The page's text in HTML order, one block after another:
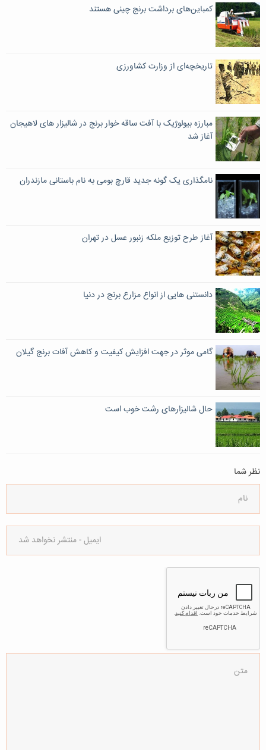
کمباین‌های برداشت برنج چینی هستند
تاریخچه‌ای از وزارت کشاورزی
مبارزه بیولوژیک با آفت ساقه خوار برنج در شالیزار های لاهیجان
آغاز شد
نامگذاری یک گونه جدید قارچ بومی به نام باستانی مازندران
آغاز طرح توزیع ملکه زنبور عسل در تهران
دانستنی هایی از انواع مزارع برنج در دنیا
گامی موثر در جهت افزایش کیفیت و کاهش آفات برنج گیلان
حال شالیزارهای رشت خوب است
نظر شما